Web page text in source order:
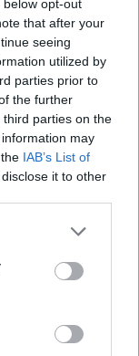
opt-out
that after your
seeing
utilized by
parties prior to
the further
parties on the
may
IAB’s List of
it to other
ludzkiego
sę nad
życia, a